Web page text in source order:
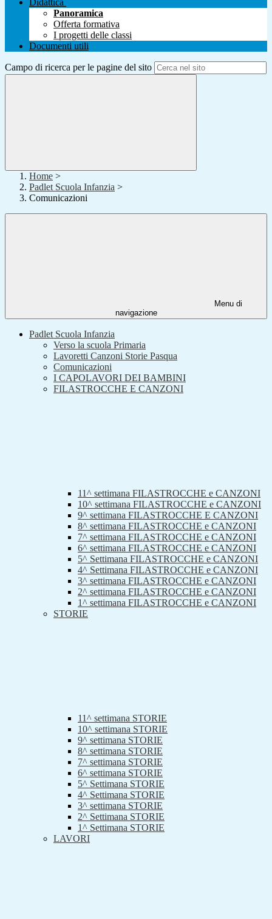
Didattica
Panoramica
Offerta formativa
I progetti delle classi
Documenti utili
Campo di ricerca per le pagine del sito
Home >
Padlet Scuola Infanzia >
Comunicazioni
Menu di
navigazione
Padlet Scuola Infanzia
Verso la scuola Primaria
Lavoretti Canzoni Storie Pasqua
Comunicazioni
I CAPOLAVORI DEI BAMBINI
FILASTROCCHE E CANZONI
11^ settimana FILASTROCCHE e CANZONI
10^ settimana FILASTROCCHE e CANZONI
9^ settimana FILASTROCCHE E CANZONI
8^ settimana FILASTROCCHE e CANZONI
7^ settimana FILASTROCCHE e CANZONI
6^ settimana FILASTROCCHE e CANZONI
5^ Settimana FILASTROCCHE e CANZONI
4^ Settimana FILASTROCCHE e CANZONI
3^ settimana FILASTROCCHE e CANZONI
2^ settimana FILASTROCCHE e CANZONI
1^ settimana FILASTROCCHE e CANZONI
STORIE
11^ settimana STORIE
10^ settimana STORIE
9^ settimana STORIE
8^ settimana STORIE
7^ settimana STORIE
6^ settimana STORIE
5^ Settimana STORIE
4^ Settimana STORIE
3^ settimana STORIE
2^ Settimana STORIE
1^ Settimana STORIE
LAVORI